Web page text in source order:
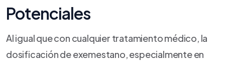
Potenciales
Al igual que con cualquier tratamiento médico, la
dosificación de exemestano, especialmente en